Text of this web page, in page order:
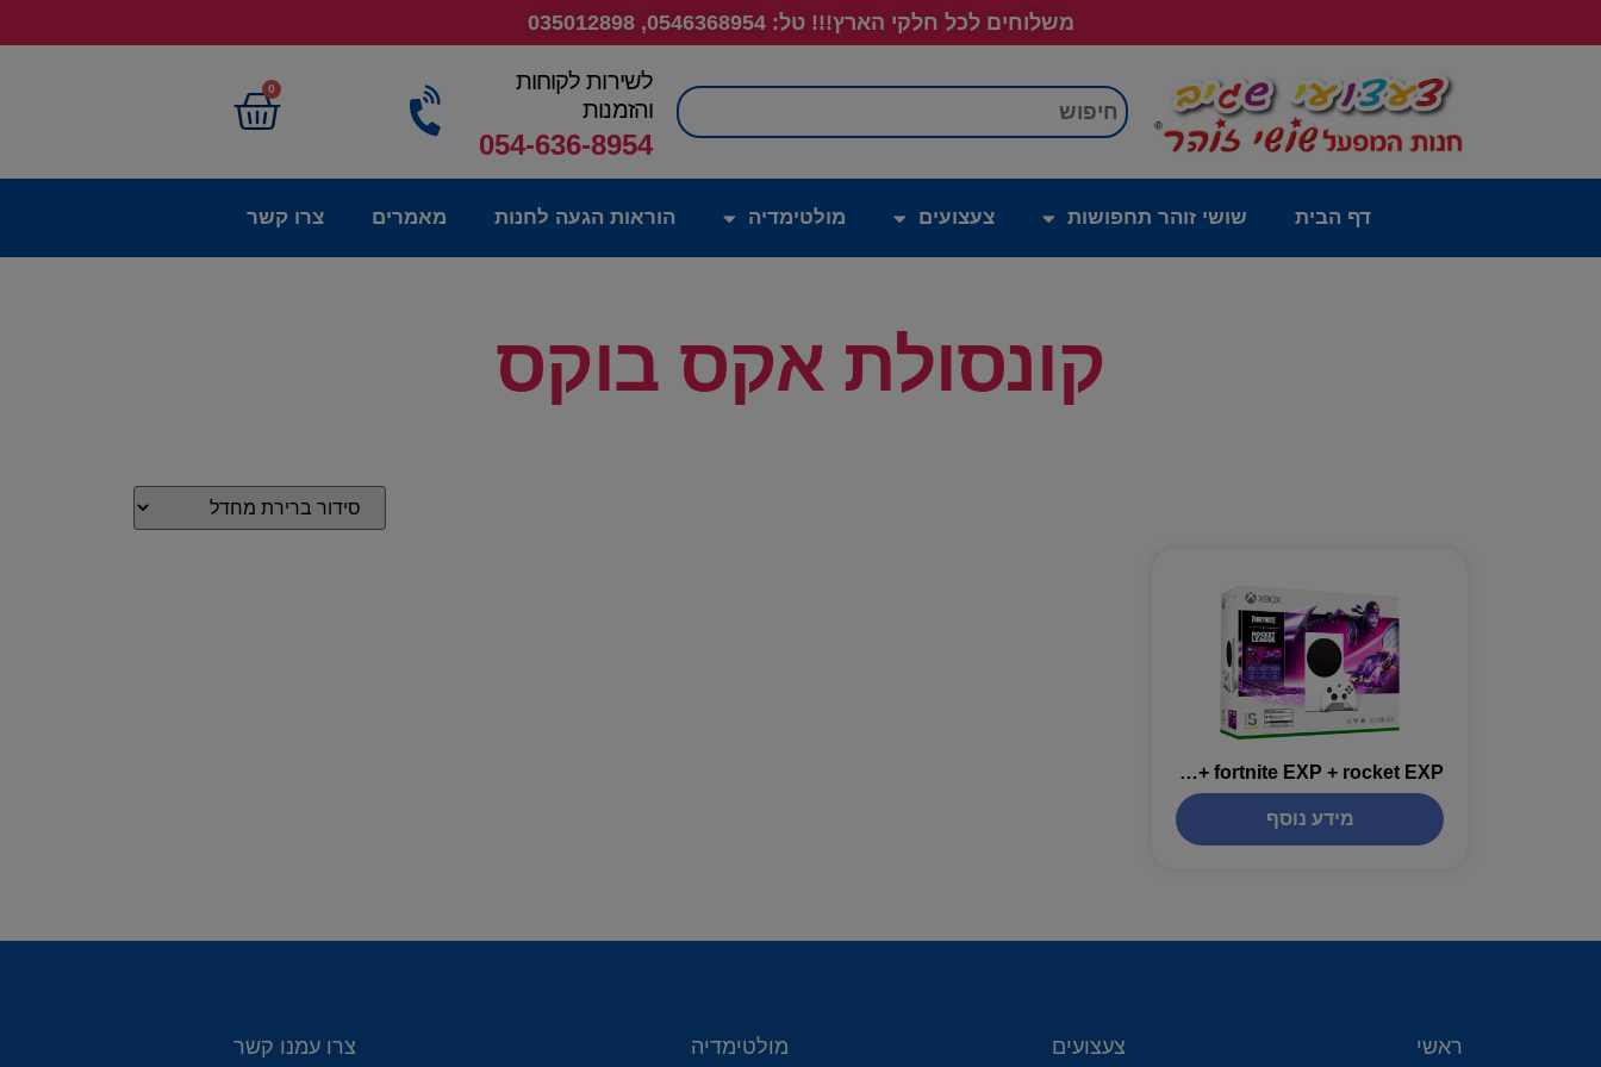
משלוחים לכל חלקי הארץ!!! טל: 0546368954, 035012898
חיפוש
לשירות לקוחות
והזמנות
054-636-8954
0
דף הבית שושי זוהר תחפושות צעצועים מולטימדיה הוראות הגעה לחנות מאמרים צרו קשר
קונסולת אקס בוקס
Xbox series s + fortnite EXP + rocket EXP אחריות יבואן רשמי
מידע נוסף
ראשי צעצועים מולטימדיה צרו עמנו קשר